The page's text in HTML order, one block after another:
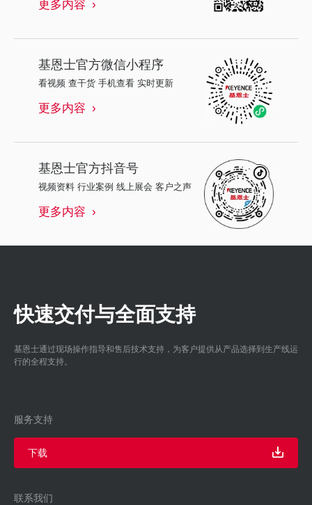
基恩士官方微信小程序
看视频 查干货 手机查看 实时更新
更多内容
基恩士官方抖音号
视频资料 行业案例 线上展会 客户之声
更多内容
快速交付与全面支持
基恩士通过现场操作指导和售后技术支持，为客户提供从产品选择到生产线运
行的全程支持。
服务支持
下载
联系我们